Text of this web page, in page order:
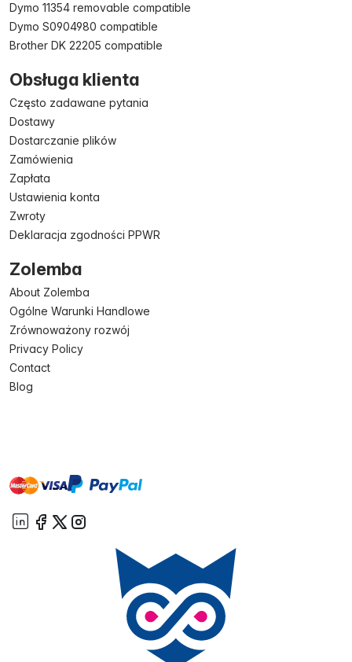
Dymo 11354 removable compatible
Dymo S0904980 compatible
Brother DK 22205 compatible
Obsługa klienta
Często zadawane pytania
Dostawy
Dostarczanie plików
Zamówienia
Zapłata
Ustawienia konta
Zwroty
Deklaracja zgodności PPWR
Zolemba
About Zolemba
Ogólne Warunki Handlowe
Zrównoważony rozwój
Privacy Policy
Contact
Blog
mastervisa paypal